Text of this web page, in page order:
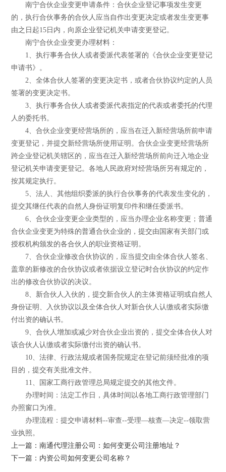
南宁合伙企业变更申请条件：合伙企业登记事项发生变更
的，执行合伙事务的合伙人应当自作出变更决定或者发生变更事
由之日起15日内，向原企业登记机关申请变更登记。
南宁合伙企业变更办理材料：
1、执行事务合伙人或者委派代表签署的《合伙企业变更登记
申请书》。
2、全体合伙人签署的变更决定书，或者合伙协议约定的人员
签署的变更决定书。
3、执行事务合伙人或者委派代表指定的代表或者委托的代理
人的委托书。
4、合伙企业变更经营场所的，应当在迁入新经营场所前申请
变更登记，并提交新经营场所使用证明。合伙企业变更经营场所
跨企业登记机关辖区的，应当在迁入新经营场所前向迁入地企业
登记机关申请变更登记。各地人民政府对经营场所另有规定的，
按其规定执行。
5、法人、其他组织委派的执行合伙事务的代表发生变化的，
提交其继任代表的自然人身份证明复印件和继任委派书。
6、合伙企业变更企业类型的，应当办理企业名称变更；普通
合伙企业变更为特殊的普通合伙企业的，提交由国家有关部门或
授权机构颁发的各合伙人的职业资格证明。
7、合伙企业修改合伙协议的，应当提交由全体合伙人签名、
盖章的新修改的合伙协议或者依据设立登记时合伙协议的约定作
出的修改合伙协议的决议。
8、新合伙人入伙的，提交新合伙人的主体资格证明或自然人
身份证明、入伙协议以及全体合伙人对新合伙人认缴或者实际缴
付出资的确认书。
9、合伙人增加或减少对合伙企业出资的，提交全体合伙人对
该合伙人认缴或者实际缴付出资的确认书。
10、法律、行政法规或者国务院规定在登记前须经批准的项
目的，提交有关批准文件。
11、国家工商行政管理总局规定提交的其他文件。
办理时间：法定工作日，具体时间以各地工商行政管理部门
办照窗口为准。
办理流程：提交申请材料--审查--受理—核查—决定--领取营
业执照。
上一篇：南通代理注册公司：如何变更公司注册地址？
下一篇：内资公司如何变更公司名称？